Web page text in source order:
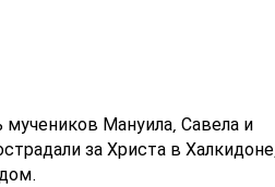
Мануила, Савела и
за Христа в Халкидоне,